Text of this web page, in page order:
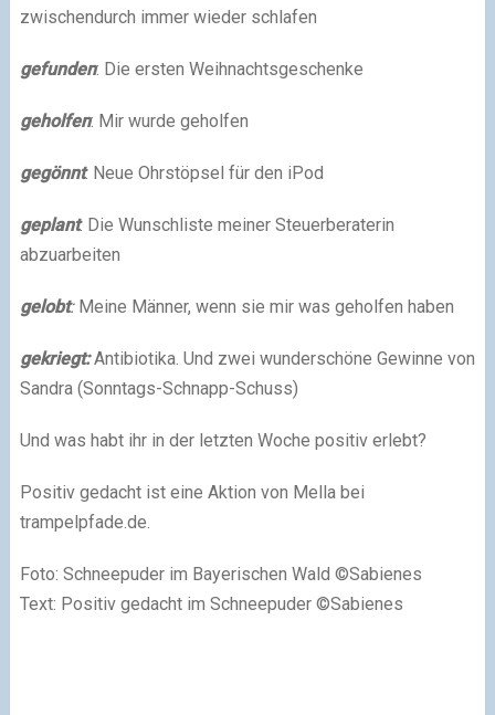
zwischendurch immer wieder schlafen
gefunden: Die ersten Weihnachtsgeschenke
geholfen: Mir wurde geholfen
gegönnt: Neue Ohrstöpsel für den iPod
geplant: Die Wunschliste meiner Steuerberaterin
abzuarbeiten
gelobt: Meine Männer, wenn sie mir was geholfen haben
gekriegt:Antibiotika. Und zwei wunderschöne Gewinne von
Sandra (Sonntags-Schnapp-Schuss)
Und was habt ihr in der letzten Woche positiv erlebt?
Positiv gedacht ist eine Aktion von Mella bei
trampelpfade.de.
Foto: Schneepuder im Bayerischen Wald ©Sabienes
Text: Positiv gedacht im Schneepuder ©Sabienes